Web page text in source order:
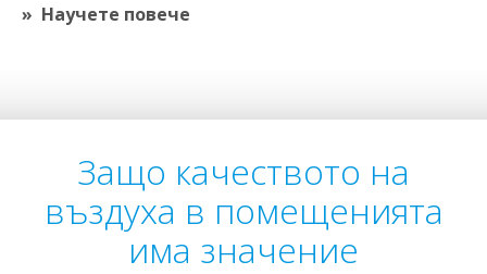
Научете повече
Защо качеството на
въздуха в помещенията
има значение